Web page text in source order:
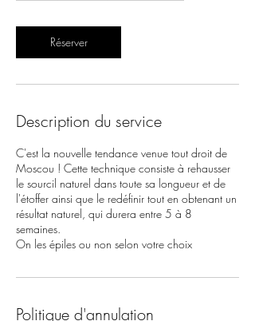
Réserver
Description du service
C'est la nouvelle tendance venue tout droit de
Moscou ! Cette technique consiste à rehausser
le sourcil naturel dans toute sa longueur et de
l'étoffer ainsi que le redéfinir tout en obtenant un
résultat naturel, qui durera entre 5 à 8
semaines.
On les épiles ou non selon votre choix
Politique d'annulation